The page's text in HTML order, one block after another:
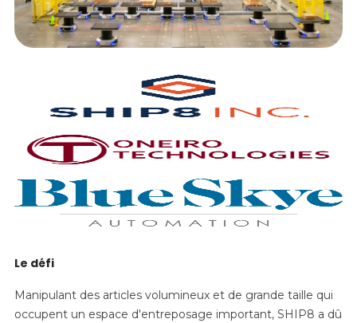
Le défi
Manipulant des articles volumineux et de grande taille qui
occupent un espace d'entreposage important, SHIP8 a dû